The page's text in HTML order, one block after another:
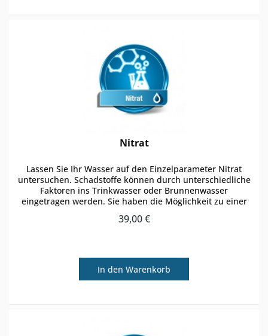
Nitrat
Lassen Sie Ihr Wasser auf den Einzelparameter Nitrat
untersuchen. Schadstoffe können durch unterschiedliche
Faktoren ins Trinkwasser oder Brunnenwasser
eingetragen werden. Sie haben die Möglichkeit zu einer
39,00 €
In den Warenkorb